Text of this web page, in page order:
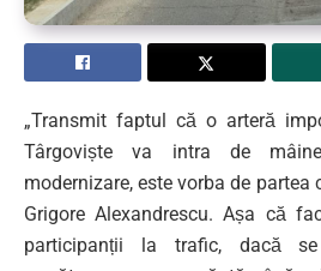
„Transmit faptul că o arteră
Târgoviște va intra de
modernizare, este vorba de partea
Grigore Alexandrescu. Așa că
participanții la trafic, dacă